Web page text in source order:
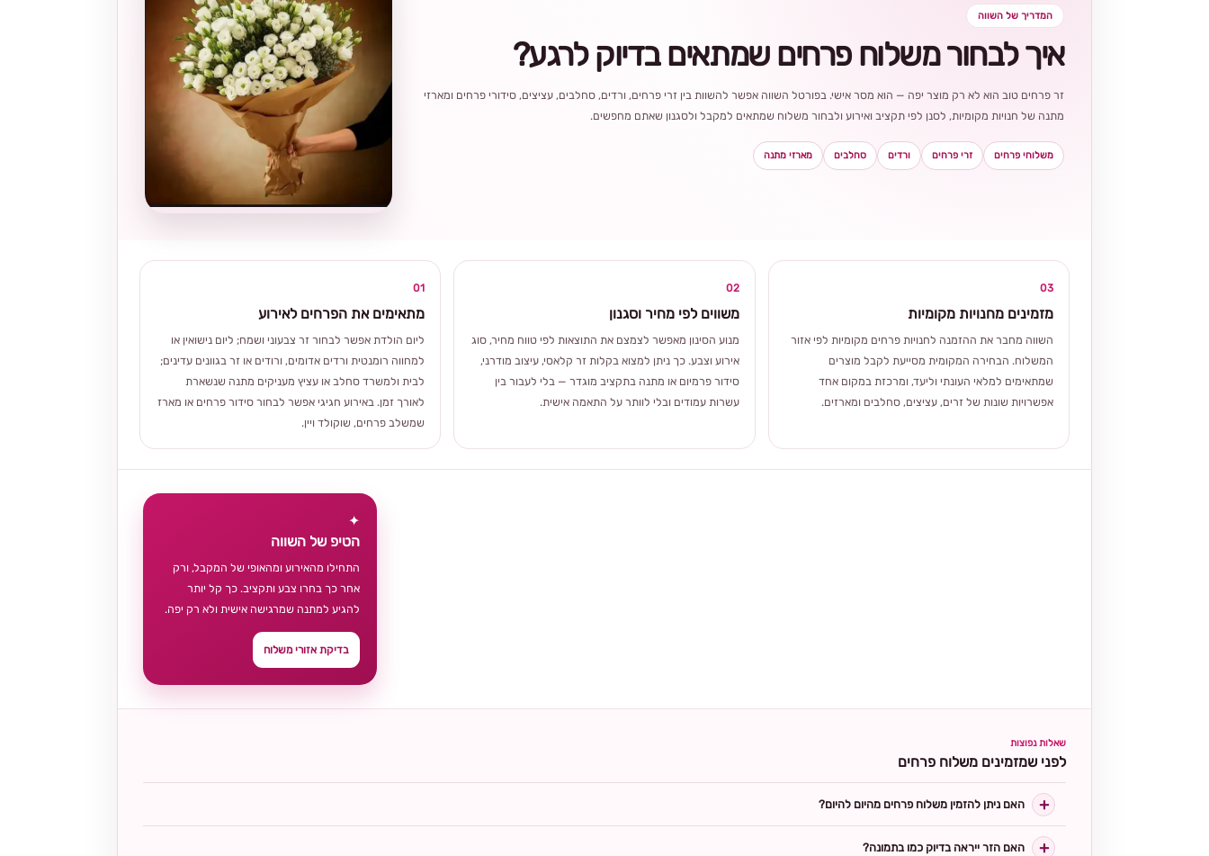
המדריך של השווה
איך לבחור משלוח פרחים שמתאים בדיוק לרגע?
זר פרחים טוב הוא לא רק מוצר יפה — הוא מסר אישי. בפורטל השווה אפשר להשוות בין זרי פרחים, ורדים, סחלבים, עציצים, סידורי פרחים ומארזי
מתנה של חנויות מקומיות, לסנן לפי תקציב ואירוע ולבחור משלוח שמתאים למקבל ולסגנון שאתם מחפשים.
משלוחי פרחים זרי פרחים ורדים סחלבים מארזי מתנה
01
מתאימים את הפרחים לאירוע
ליום הולדת אפשר לבחור זר צבעוני ושמח; ליום נישואין או
למחווה רומנטית ורדים אדומים, ורודים או זר בגוונים עדינים;
לבית ולמשרד סחלב או עציץ מעניקים מתנה שנשארת
לאורך זמן. באירוע חגיגי אפשר לבחור סידור פרחים או מארז
שמשלב פרחים, שוקולד ויין.
02
משווים לפי מחיר וסגנון
מנוע הסינון מאפשר לצמצם את התוצאות לפי טווח מחיר, סוג
אירוע וצבע. כך ניתן למצוא בקלות זר קלאסי, עיצוב מודרני,
סידור פרמיום או מתנה בתקציב מוגדר — בלי לעבור בין
עשרות עמודים ובלי לוותר על התאמה אישית.
03
מזמינים מחנויות מקומיות
השווה מחבר את ההזמנה לחנויות פרחים מקומיות לפי אזור
המשלוח. הבחירה המקומית מסייעת לקבל מוצרים
שמתאימים למלאי העונתי וליעד, ומרכזת במקום אחד
אפשרויות שונות של זרים, עציצים, סחלבים ומארזים.
✦
הטיפ של השווה
התחילו מהאירוע ומהאופי של המקבל, ורק
אחר כך בחרו צבע ותקציב. כך קל יותר
להגיע למתנה שמרגישה אישית ולא רק יפה.
בדיקת אזורי משלוח
שאלות נפוצות
לפני שמזמינים משלוח פרחים
האם ניתן להזמין משלוח פרחים מהיום להיום?
האם הזר ייראה בדיוק כמו בתמונה?